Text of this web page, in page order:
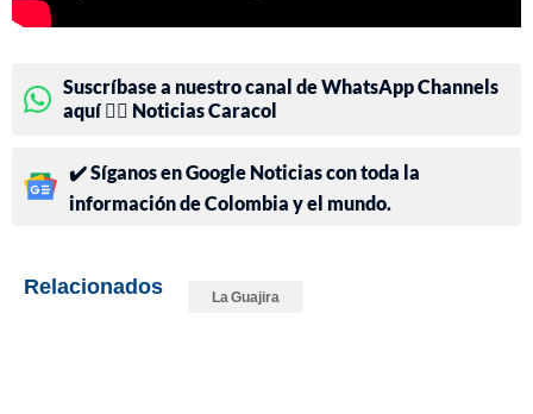
Suscríbase a nuestro canal de WhatsApp Channels
aquí 👉🏻 Noticias Caracol
✔️ Síganos en Google Noticias con toda la
información de Colombia y el mundo.
Relacionados La Guajira